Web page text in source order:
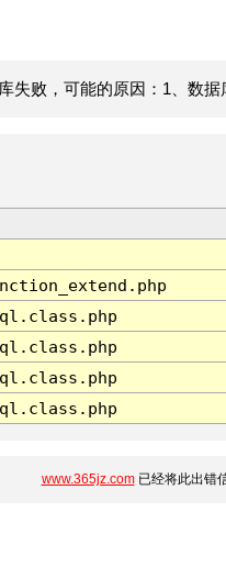
失败，可能的原因：1、数据
www.365jz.com已经将此出错